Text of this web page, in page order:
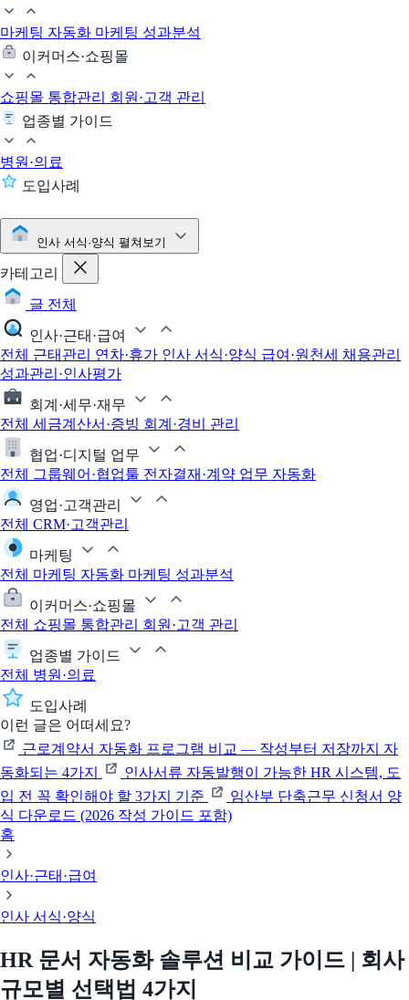
마케팅 자동화 마케팅 성과분석
이커머스·쇼핑몰
쇼핑몰 통합관리 회원·고객 관리
업종별 가이드
병원·의료
도입사례
인사 서식·양식 펼쳐보기
카테고리
글 전체
인사·근태·급여
전체 근태관리 연차·휴가 인사 서식·양식 급여·원천세 채용관리
성과관리·인사평가
회계·세무·재무
전체 세금계산서·증빙 회계·경비 관리
협업·디지털 업무
전체
그룹웨어·협업툴 전자결재·계약 업무 자동화
영업·고객관리
전체 CRM·고객관리
마케팅
전체 마케팅 자동화 마케팅 성과분석
이커머스·쇼핑몰
전체 쇼핑몰 통합관리 회원·고객 관리
업종별 가이드
전체 병원·의료
도입사례
이런 글은 어떠세요?
근로계약서 자동화 프로그램 비교 — 작성부터 저장까지 자
동화되는 4가지
인사서류 자동발행이 가능한 HR 시스템, 도
입 전 꼭 확인해야 할 3가지 기준
임산부 단축근무 신청서 양
식 다운로드 (2026 작성 가이드 포함)
홈
인사·근태·급여
인사 서식·양식
HR 문서 자동화 솔루션 비교 가이드 | 회사
규모별 선택법 4가지